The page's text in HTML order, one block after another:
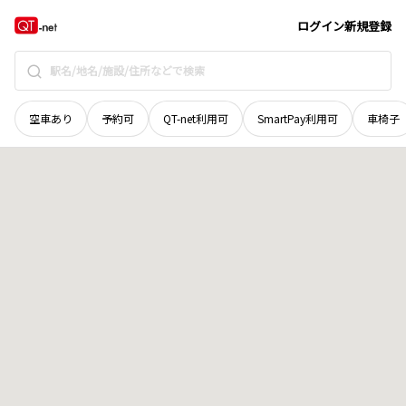
ログイン新規登録
空車あり 予約可 QT-net利用可 SmartPay利用可 車椅子
宮城県